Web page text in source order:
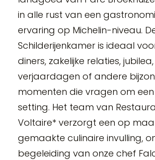
in alle rust van een
ervaring op Michelin-niveau.
Schilderijenkamer is ideaal
diners, zakelijke relaties, jubilea,
verjaardagen of andere
momenten die vragen om een
setting. Het team van
Voltaire* verzorgt een op
gemaakte culinaire invulling,
begeleiding van onze chef